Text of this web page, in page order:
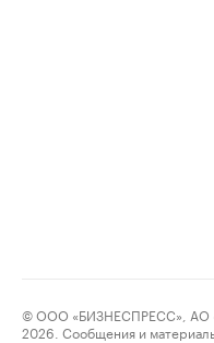
© ООО «БИЗНЕСПРЕСС», АО
2026. Сообщения и